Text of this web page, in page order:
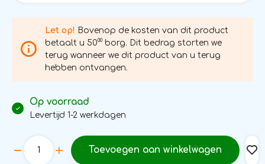
Let op! Bovenop de kosten van dit product
betaalt u 5000 borg. Dit bedrag storten we
terug wanneer we dit product van u terug
hebben ontvangen.
Op voorraad
Levertijd 1-2 werkdagen
Toevoegen aan winkelwagen